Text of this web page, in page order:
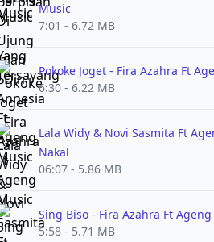
Music
7:01 - 6.72 MB
Pokoke Joget - Fira Azahra Ft
6:30 - 6.22 MB
Lala Widy & Novi Sasmita Ft
Nakal
06:07 - 5.86 MB
Sing Biso - Fira Azahra Ft
5:58 - 5.71 MB